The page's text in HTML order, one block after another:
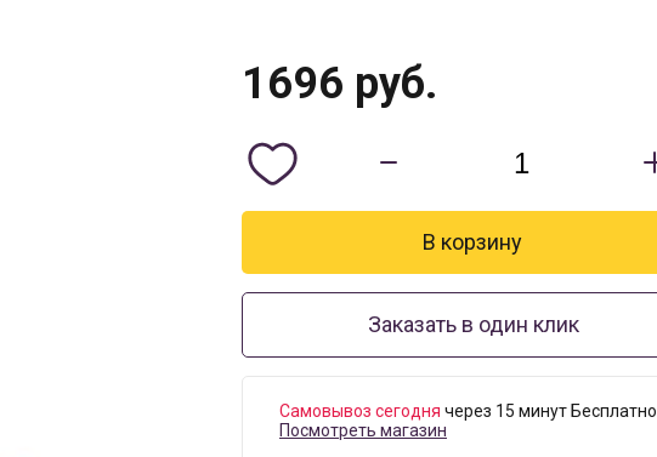
1696 руб.
Заказать в один клик
Самовывоз сегодня через 15 минут Бесплатно.
Посмотреть магазин